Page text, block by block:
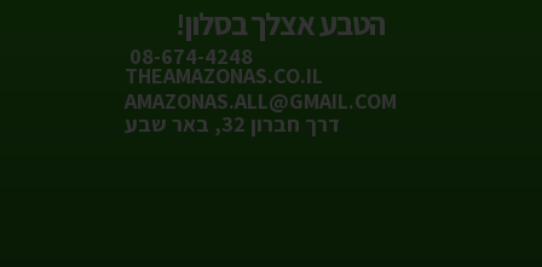
הטבע אצלך בסלון!
08-674-4248
THEAMAZONAS.CO.IL
AMAZONAS.ALL@GMAIL.COM
דרך חברון 32, באר שבע